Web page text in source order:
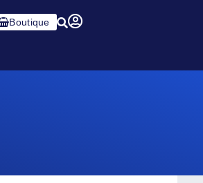
Boutique